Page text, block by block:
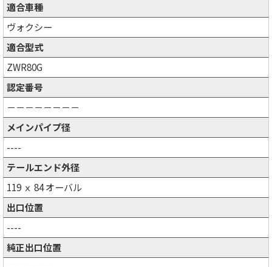
適合車種
ヴォクシー
適合型式
ZWR80G
認定番号
－－－－－－－－
メインパイプ径
----
テールエンド外径
119 ｘ 84 オーバル
出口位置
----
純正出口位置